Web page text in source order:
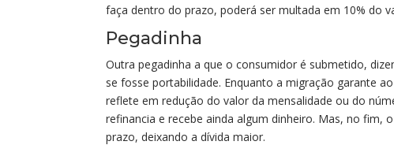
faça dentro do prazo, poderá ser multada em 10% do
Pegadinha
Outra pegadinha a que o consumidor é submetido,
se fosse portabilidade. Enquanto a migração garante
reflete em redução do valor da mensalidade ou do
refinancia e recebe ainda algum dinheiro. Mas, no
prazo, deixando a dívida maior.